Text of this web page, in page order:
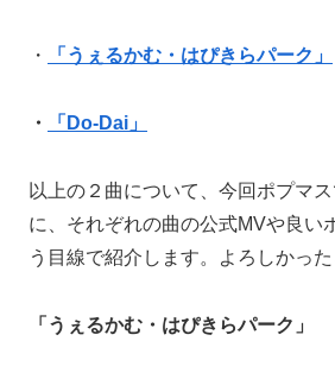
・ 「うぇるかむ・はぴきらパーク」
・ 「Do-Dai」
以上の２曲について、今回ポプマ
に、それぞれの曲の公式MVや良い
う目線で紹介します。よろしかった
「うぇるかむ・はぴきらパーク」